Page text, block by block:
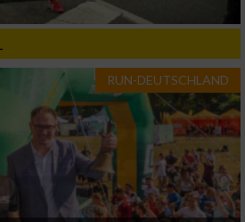
RUN-DEUTSCHLAND